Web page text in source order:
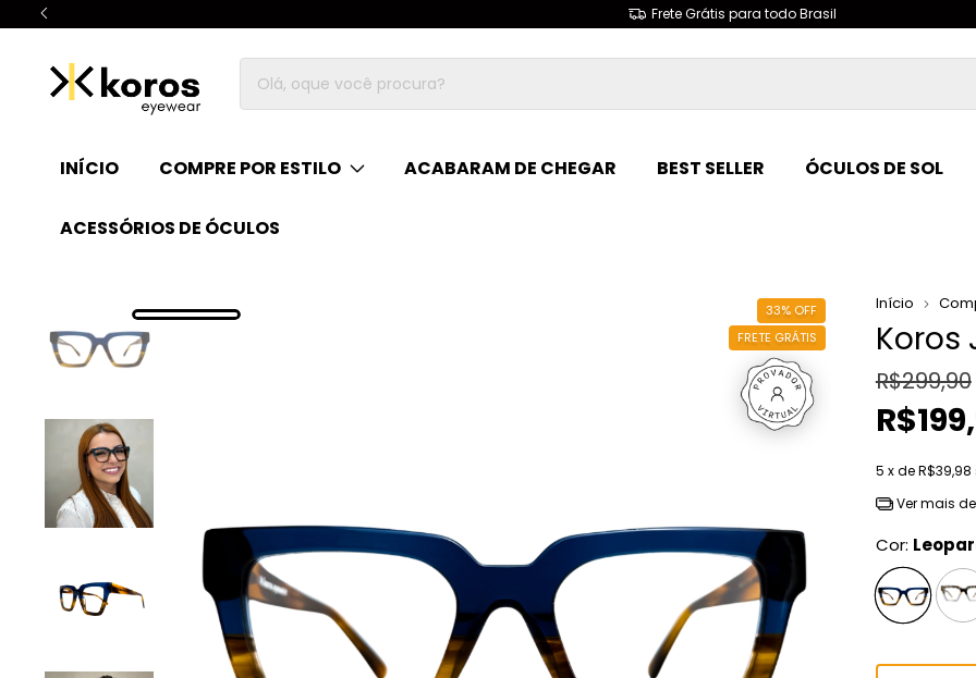
1° Troca Grátis
INÍCIO COMPRE POR ESTILO ACABARAM DE CHEGAR BEST SELLER ÓCULOS DE SOL
ACESSÓRIOS DE ÓCULOS
33% OFF
FRETE GRÁTIS
Início
Koros
R$299,90
5 x deR$39,98
Ver mais
Cor: